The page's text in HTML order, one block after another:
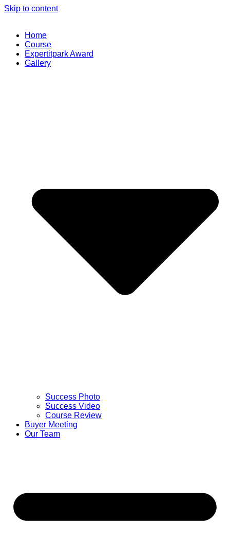
Skip to content
Home
Course
Expertitpark Award
Gallery
Success Photo
Success Video
Course Review
Buyer Meeting
Our Team